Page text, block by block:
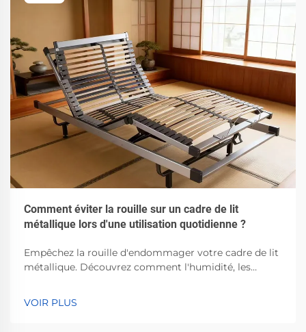
Comment éviter la rouille sur un cadre de lit
métallique lors d'une utilisation quotidienne ?
Empêchez la rouille d'endommager votre cadre de lit
métallique. Découvrez comment l'humidité, les
Protégez votre investissement dès maintenant.
VOIR PLUS